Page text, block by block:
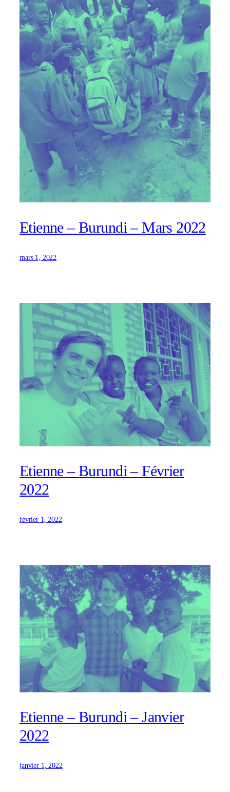
Etienne – Burundi – Mars 2022
mars 1, 2022
Etienne – Burundi – Février
2022
février 1, 2022
Etienne – Burundi – Janvier
2022
janvier 1, 2022